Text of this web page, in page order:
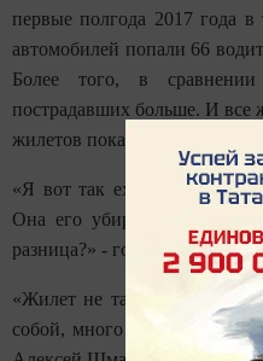
первые полгода 2017 года в
автомобилей попали 66
Более того, в
пострадавших больше. И все
жилетов пока что согласия нет.
«Я вот так ехал по мосту -
Она его убирала тоже в
разница?» - говорит
«Жилет не так дорого
собой, много места он в